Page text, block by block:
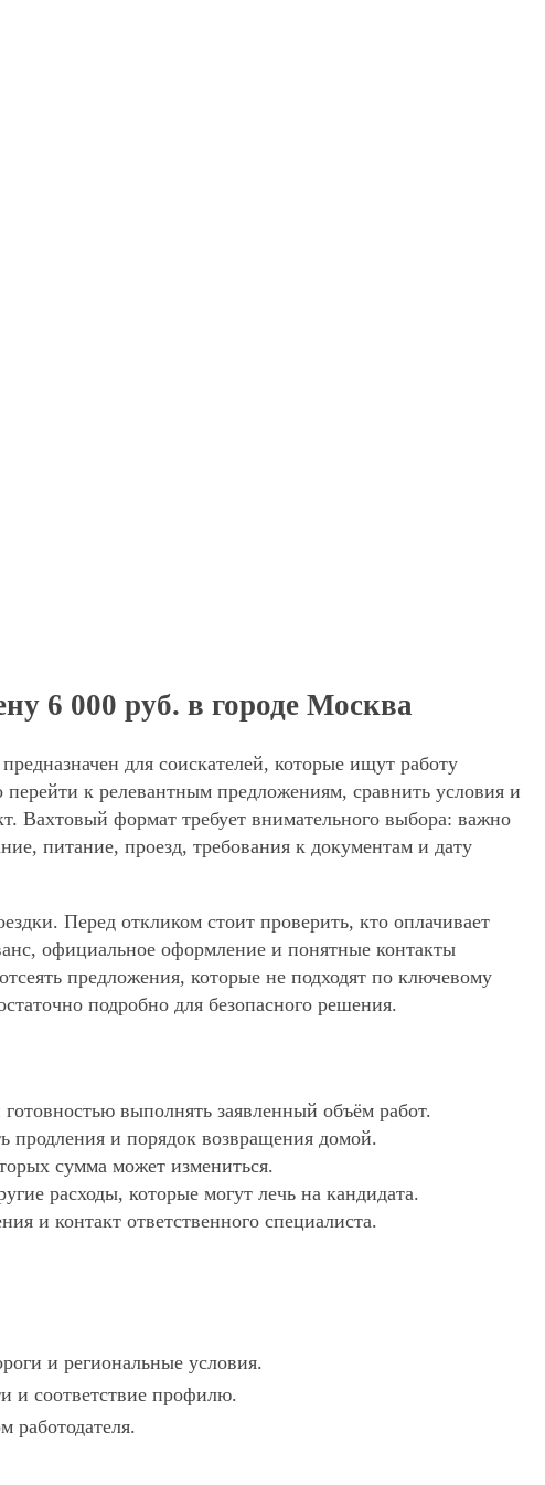
6 000 руб. в городе Москва
для соискателей, которые ищут работу
к релевантным предложениям, сравнить условия и
Вахтовый формат требует внимательного выбора: важно
питание, проезд, требования к документам и дату
Перед откликом стоит проверить, кто оплачивает
официальное оформление и понятные контакты
предложения, которые не подходят по ключевому
подробно для безопасного решения.
выполнять заявленный объём работ.
продления и порядок возвращения домой.
сумма может измениться.
расходы, которые могут лечь на кандидата.
и контакт ответственного специалиста.
и региональные условия.
и соответствие профилю.
работодателя.